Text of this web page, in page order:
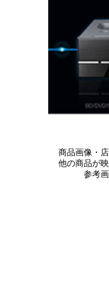
商品画像・
他の商品が
参考